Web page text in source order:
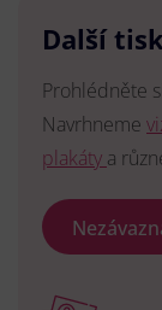
Další
Prohlédněte
Navrhneme
plakáty a